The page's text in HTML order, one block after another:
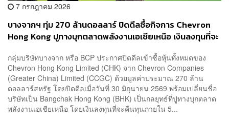
7 กรกฎาคม 2026
บางจากฯ ทุ่ม 270 ล้านดอลลาร์ ปิดดีลซื้อกิจการ Chevron
Hong Kong ปูทางบุกตลาดพลังงานเอเชียเหนือ เงินลงทุนที่จะ
กลุ่มบริษัทบางจาก หรือ BCP ประกาศปิดดีลเข้าซื้อหุ้นทั้งหมดของ
Chevron Hong Kong Limited (CHK) จาก Chevron Companies
(Greater China) Limited (CCGC) ด้วยมูลค่าประมาณ 270 ล้าน
ดอลลาร์สหรัฐ โดยปิดดีลเมื่อวันที่ 30 มิถุนายน 2569 พร้อมเปลี่ยนชื่อ
บริษัทเป็น Bangchak Hong Kong (BHK) เป็นกลยุทธ์ที่ปูทางบุกตลาด
พลังงานเอเชียเหนือ โดยเงินลงทุนที่จะคืนทุนภายใน 5...